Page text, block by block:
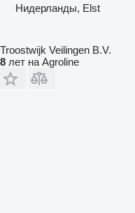
Нидерланды, Elst
Troostwijk Veilingen B.V.
8 лет на Agroline